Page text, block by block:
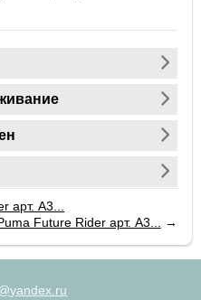
арт. A3...
Future Rider арт. A3...
→